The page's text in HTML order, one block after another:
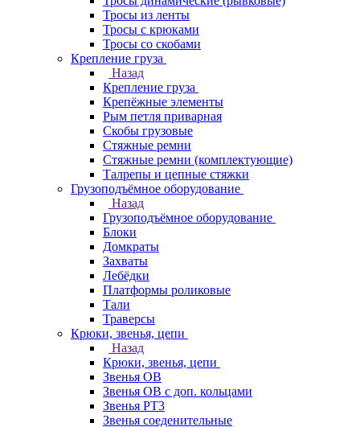
Тросы из ленты
Тросы с крюками
Тросы со скобами
Крепление груза
Назад
Крепление груза
Крепёжные элементы
Рым петля приварная
Скобы грузовые
Стяжные ремни
Стяжные ремни (комплектующие)
Талрепы и цепные стяжки
Грузоподъёмное оборудование
Назад
Грузоподъёмное оборудование
Блоки
Домкраты
Захваты
Лебёдки
Платформы роликовые
Тали
Траверсы
Крюки, звенья, цепи
Назад
Крюки, звенья, цепи
Звенья ОВ
Звенья ОВ с доп. кольцами
Звенья РТ3
Звенья соеденительные